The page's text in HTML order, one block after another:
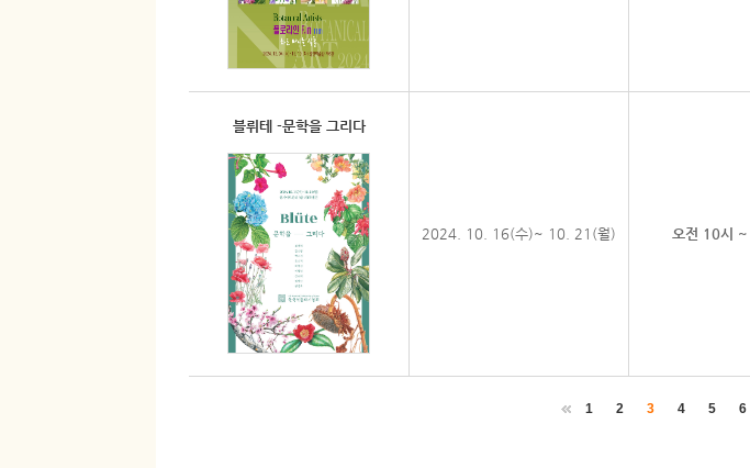
블뤼테 -문학을 그리다
2024. 10. 16(수)~ 10. 21(월) 오전 10시 ~
1 2 3 4 5 6